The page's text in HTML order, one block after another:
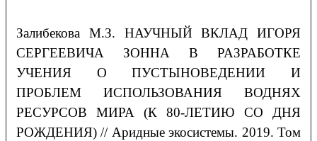
Залибекова М.З. НАУЧНЫЙ ВКЛАД ИГОРЯ
СЕРГЕЕВИЧА ЗОННА В РАЗРАБОТКЕ
УЧЕНИЯ О ПУСТЫНОВЕДЕНИИ И
ПРОБЛЕМ ИСПОЛЬЗОВАНИЯ ВОДНЯХ
РЕСУРСОВ МИРА (К 80-ЛЕТИЮ СО ДНЯ
РОЖДЕНИЯ) // Аридные экосистемы. 2019. Том